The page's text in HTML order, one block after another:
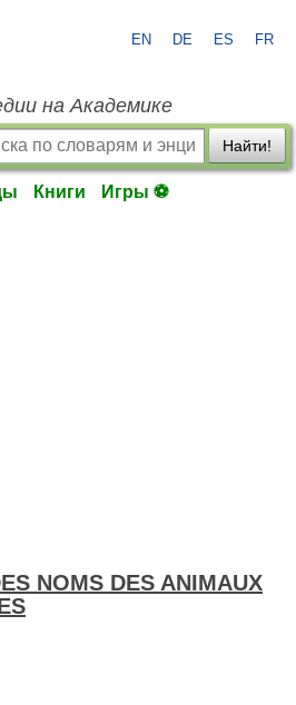
EN DE ES FR
на Академике
Найти!
Книги Игры ⚽
NOMS DES ANIMAUX